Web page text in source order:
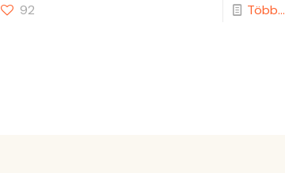
92 Több...